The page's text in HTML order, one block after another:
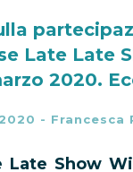
Late Late
2020.
- Francesca
Late Show